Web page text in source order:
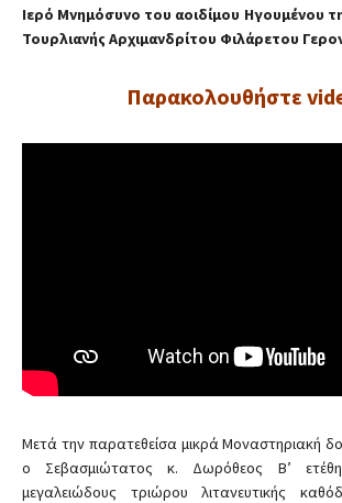
Ιερό Μνημόσυνο του αοιδίμου Ηγουμένου
Τουρλιανής Αρχιμανδρίτου Φιλάρετου
Παρακολουθήστε
Μετά την παρατεθείσα μικρά Μοναστηριακή
ο Σεβασμιώτατος κ. Δωρόθεος Β’
μεγαλειώδους τριώρου λιτανευτικής